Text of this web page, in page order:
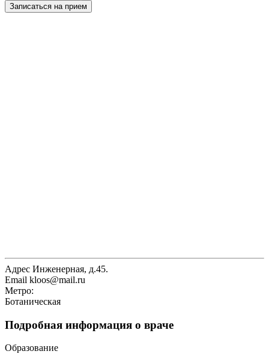
Записаться на прием
Адрес Инженерная, д.45.
Email kloos@mail.ru
Метро:
Ботаническая
Подробная информация о враче
Образование